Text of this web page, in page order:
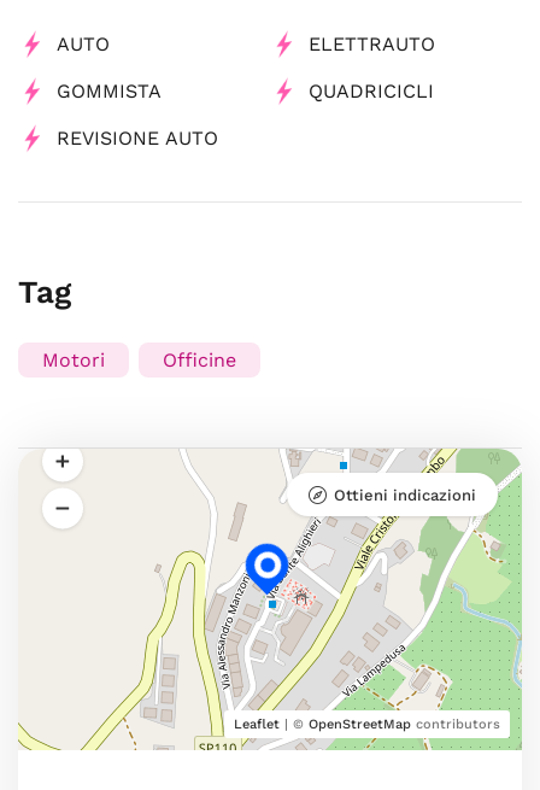
AUTO ELETTRAUTO
GOMMISTA QUADRICICLI
REVISIONE AUTO
Tag
Motori Officine
Leaflet | © OpenStreetMap contributors
Ottieni indicazioni